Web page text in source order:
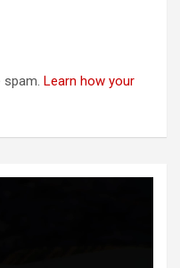
Learn how your